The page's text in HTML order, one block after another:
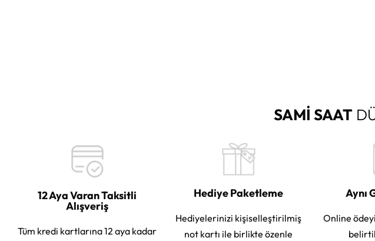
SAMİ SAAT
12 Aya Varan Taksitli
Alışveriş
Tüm kredi kartlarına 12 aya kadar
Hediye Paketleme
Hediyelerinizi kişiselleştirilmiş
not kartı ile birlikte özenle
Aynı
Online